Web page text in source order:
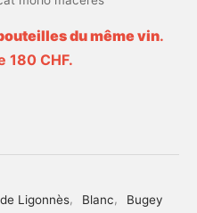
du même vin.
180 CHF.
Ligonnès, Blanc,
Bugey